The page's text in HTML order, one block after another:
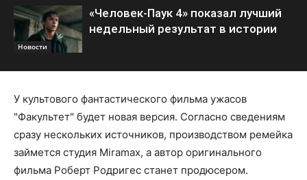
Новости
«Человек-Паук 4» показал лучший
недельный результат в истории
У культового фантастического фильма ужасов
"Факультет" будет новая версия. Согласно сведениям
сразу нескольких источников, производством ремейка
займется студия Miramax, а автор оригинального
фильма Роберт Родригес станет продюсером.